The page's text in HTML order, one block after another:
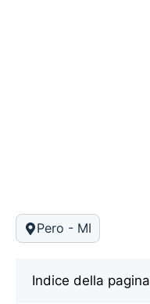
Pero - MI
Indice della pagina